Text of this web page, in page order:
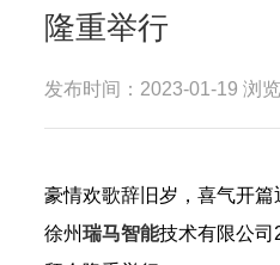
隆重举行
发布时间：2023-01-19 浏
豪情欢歌辞旧岁，喜气开篇
徐州瑞马智能技术有限公司